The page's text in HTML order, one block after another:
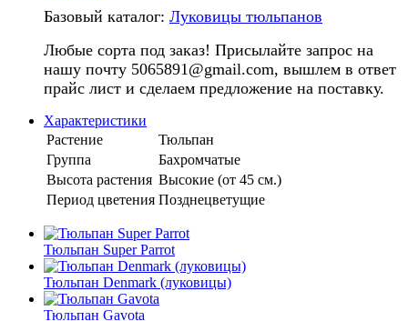
Базовый каталог: Луковицы тюльпанов
Любые сорта под заказ! Присылайте запрос на
нашу почту 5065891@gmail.com, вышлем в ответ
прайс лист и сделаем предложение на поставку.
Характеристики
Растение
Тюльпан
Группа
Бахромчатые
Высота растения Высокие (от 45 см.)
Период цветения Позднецветущие
Тюльпан Super Parrot
Тюльпан Denmark (луковицы)
Тюльпан Gavota